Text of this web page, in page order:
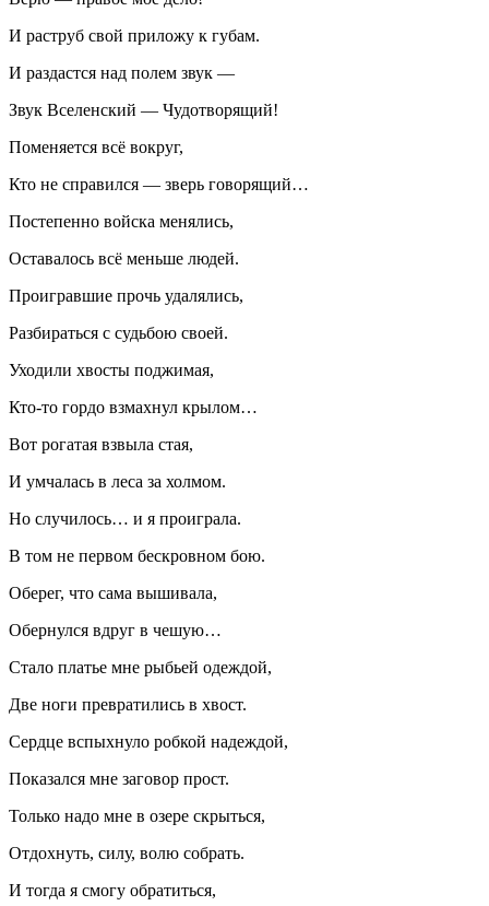
И раструб свой приложу к губам.
И раздастся над полем звук —
Звук Вселенский — Чудотворящий!
Поменяется всё вокруг,
Кто не справился — зверь говорящий…
Постепенно войска менялись,
Оставалось всё меньше людей.
Проигравшие прочь удалялись,
Разбираться с судьбою своей.
Уходили хвосты поджимая,
Кто-то гордо взмахнул крылом…
Вот рогатая взвыла стая,
И умчалась в леса за холмом.
Но случилось… и я проиграла.
В том не первом бескровном бою.
Оберег, что сама вышивала,
Обернулся вдруг в чешую…
Стало платье мне рыбьей одеждой,
Две ноги превратились в хвост.
Сердце вспыхнуло робкой надеждой,
Показался мне заговор прост.
Только надо мне в озере скрыться,
Отдохнуть, силу, волю собрать.
И тогда я смогу обратиться,